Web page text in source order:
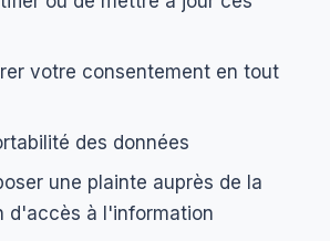
votre consentement en tout
des données
une plainte auprès de la
d'accès à l'information